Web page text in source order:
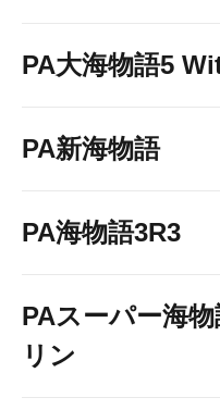
PA大海物語5
PA新海物語
PA海物語3R3
PAスーパー海
リン